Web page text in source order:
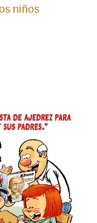
niños